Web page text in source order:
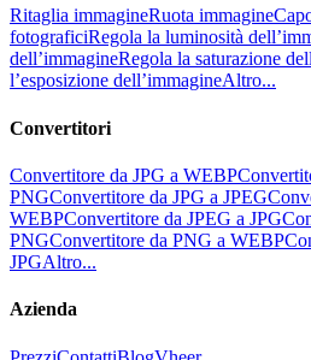
Ritaglia immagineRuota immagine
fotograficiRegola la luminosità
dell’immagineRegola la saturazione
l’esposizione dell’immagineAltro...
Convertitori
Convertitore da JPG a WEBP
PNGConvertitore da JPG a JPEG
WEBPConvertitore da JPEG a JPG
PNGConvertitore da PNG a WEBP
JPGAltro...
Azienda